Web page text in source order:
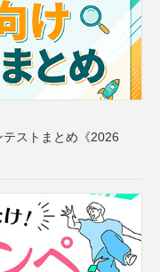
ストまとめ《2026